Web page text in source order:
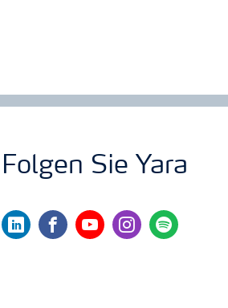
Folgen Sie Yara
linkedinfacebookyoutubeinstagram
spotify